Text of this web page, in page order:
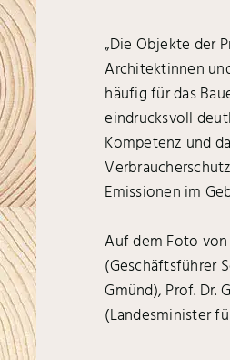
„Die Objekte der
Architektinnen
häufig für das
eindrucksvoll
Kompetenz und
Emissionen im
Auf dem Foto
(Geschäftsführer
Gmünd), Prof. Dr.
(Landesminister